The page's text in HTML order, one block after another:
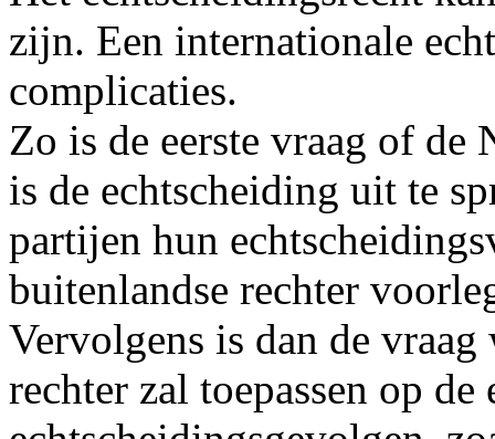
zijn. Een internationale
complicaties.
Zo is de eerste vraag of de
is de echtscheiding uit te
partijen hun
buitenlandse rechter
Vervolgens is dan de
rechter zal toepassen op